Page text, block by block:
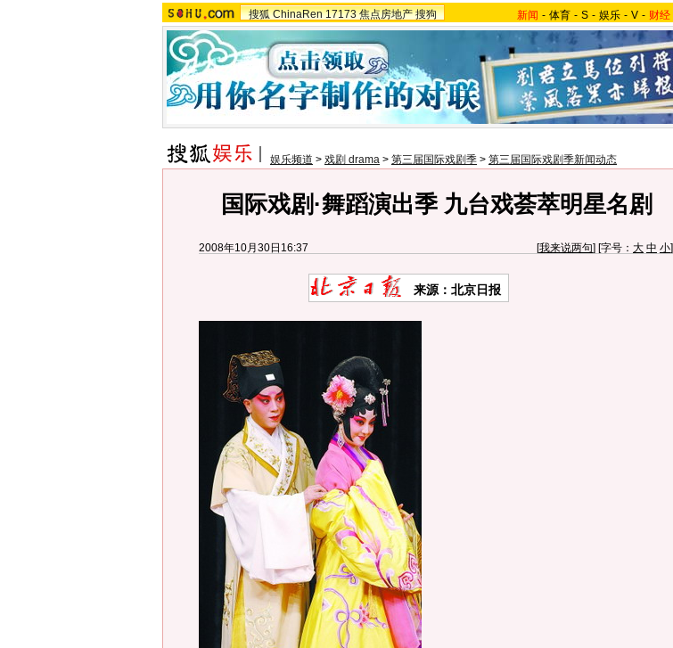
搜狐 ChinaRen 17173 焦点房地产 搜狗 新闻 - 体育 - S - 娱乐 - V - 财经
娱乐频道 > 戏剧 drama > 第三届国际戏剧季 > 第三届国际戏剧季新闻动态
国际戏剧·舞蹈演出季 九台戏荟萃明星名剧
2008年10月30日16:37 [我来说两句] [字号： 大 中 小]
来源：北京日报